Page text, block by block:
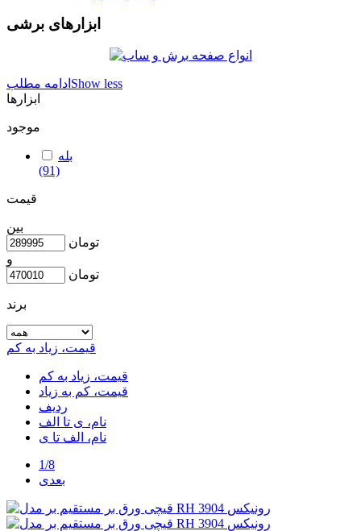
ابزارهای برشی
ادامه مطلب Show less
ابزارها
موجود
بله
(91)
قیمت
تومان
تومان
برند
قیمت، زیاد به کم
قیمت، زیاد به کم
قیمت، کم به زیاد
ردیف
نام، ی تا الف
نام، الف تا ی
1/8
بعدی